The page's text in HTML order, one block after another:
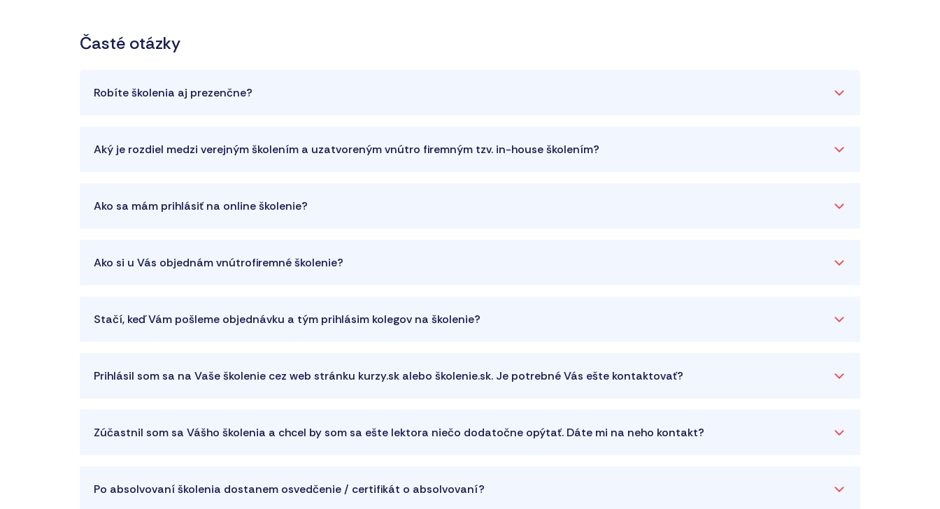
Časté otázky
Robíte školenia aj prezenčne?
Aký je rozdiel medzi verejným školením a uzatvoreným vnútro firemným tzv. in-house školením?
Ako sa mám prihlásiť na online školenie?
Ako si u Vás objednám vnútrofiremné školenie?
Stačí, keď Vám pošleme objednávku a tým prihlásim kolegov na školenie?
Prihlásil som sa na Vaše školenie cez web stránku kurzy.sk alebo školenie.sk. Je potrebné Vás ešte kontaktovať?
Zúčastnil som sa Vášho školenia a chcel by som sa ešte lektora niečo dodatočne opýtať. Dáte mi na neho kontakt?
Po absolvovaní školenia dostanem osvedčenie / certifikát o absolvovaní?